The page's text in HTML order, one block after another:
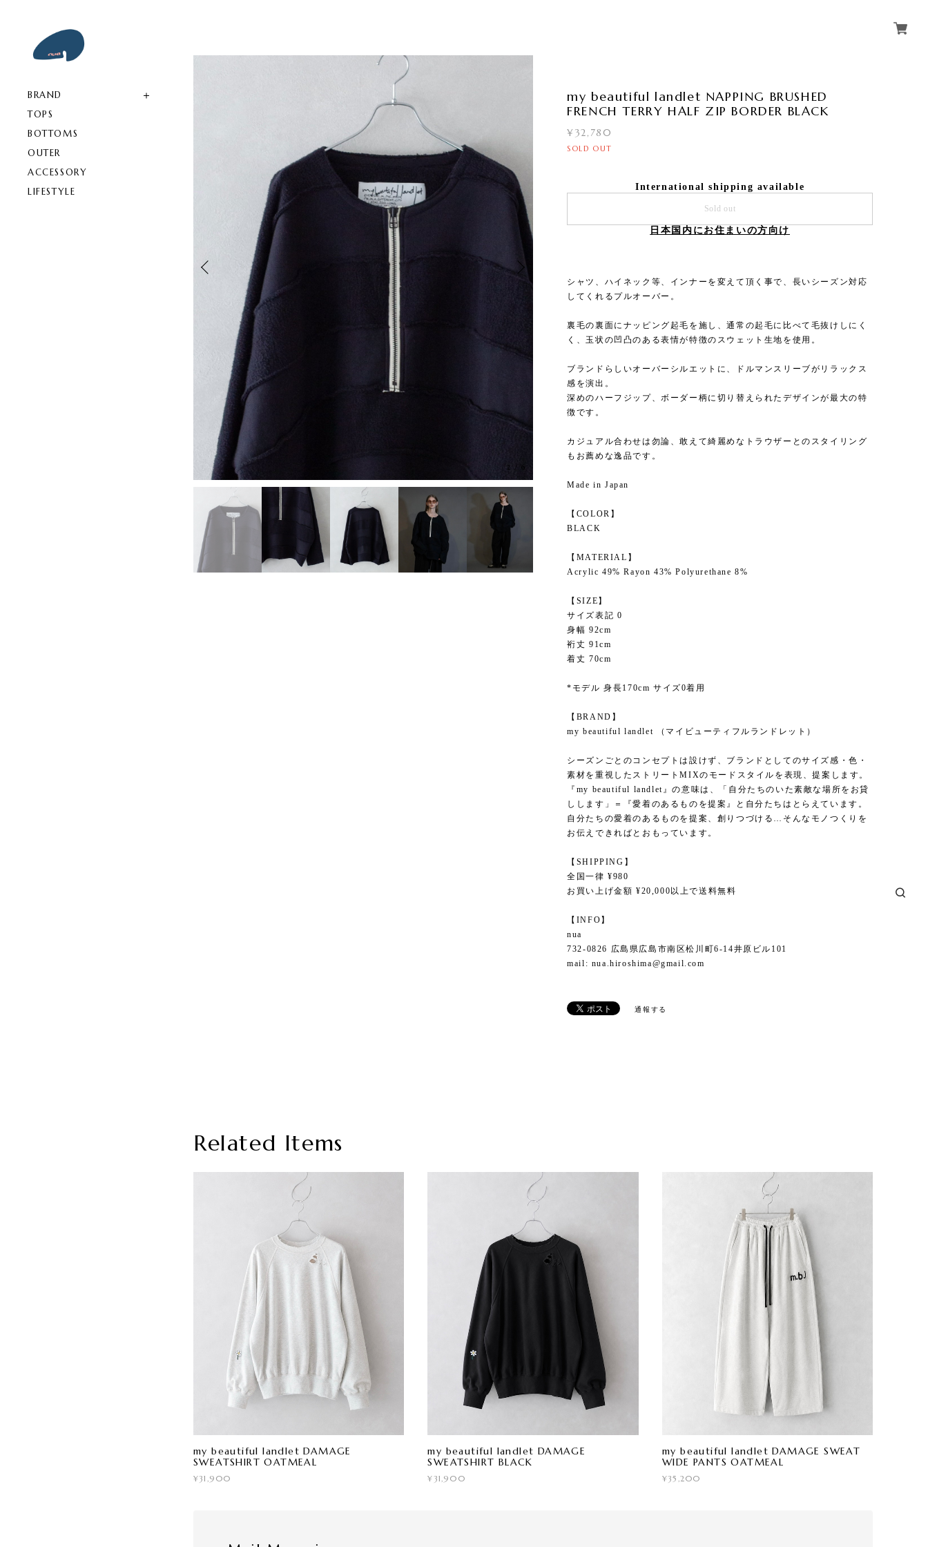
BRAND
TOPS
BOTTOMS
OUTER
ACCESSORY
LIFESTYLE
3 /6
my beautiful landlet NAPPING BRUSHED
FRENCH TERRY HALF ZIP BORDER BLACK
¥32,780
SOLD OUT
International shipping available
Sold out
日本国内にお住まいの方向け
シャツ、ハイネック等、インナーを変えて頂く事で、長いシーズン対応
してくれるプルオーバー。
裏毛の裏面にナッピング起毛を施し、通常の起毛に比べて毛抜けしにく
く、玉状の凹凸のある表情が特徴のスウェット生地を使用。
ブランドらしいオーバーシルエットに、ドルマンスリーブがリラックス
感を演出。
深めのハーフジップ、ボーダー柄に切り替えられたデザインが最大の特
徴です。
カジュアル合わせは勿論、敢えて綺麗めなトラウザーとのスタイリング
もお薦めな逸品です。
Made in Japan
【COLOR】
BLACK
【MATERIAL】
Acrylic 49% Rayon 43% Polyurethane 8%
【SIZE】
サイズ表記 0
身幅 92cm
裄丈 91cm
着丈 70cm
*モデル 身長170cm サイズ0着用
【BRAND】
my beautiful landlet （マイビューティフルランドレット）
シーズンごとのコンセプトは設けず、ブランドとしてのサイズ感・色・
素材を重視したストリートMIXのモードスタイルを表現、提案します。
『my beautiful landlet』の意味は、「自分たちのいた素敵な場所をお貸
しします」＝『愛着のあるものを提案』と自分たちはとらえています。
自分たちの愛着のあるものを提案、創りつづける…そんなモノつくりを
お伝えできればとおもっています。
【SHIPPING】
全国一律 ¥980
お買い上げ金額 ¥20,000以上で送料無料
【INFO】
nua
732-0826 広島県広島市南区松川町6-14井原ビル101
mail: nua.hiroshima@gmail.com
通報する
Related Items
my beautiful landlet DAMAGE
SWEATSHIRT OATMEAL
¥31,900
my beautiful landlet DAMAGE
SWEATSHIRT BLACK
¥31,900
my beautiful landlet DAMAGE SWEAT
WIDE PANTS OATMEAL
¥35,200